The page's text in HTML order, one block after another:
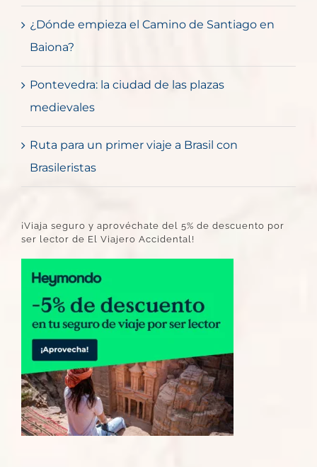
¿Dónde empieza el Camino de Santiago en
Baiona?
Pontevedra: la ciudad de las plazas
medievales
Ruta para un primer viaje a Brasil con
Brasileristas
¡Viaja seguro y aprovéchate del 5% de descuento por
ser lector de El Viajero Accidental!